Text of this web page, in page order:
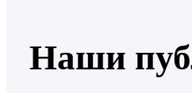
Наши